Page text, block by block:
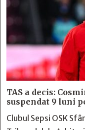
TAS a decis:
suspendat 9 luni
Clubul Sepsi OSK